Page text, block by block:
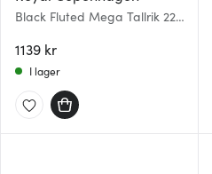
Black Fluted Mega Tallrik 22
1139 kr
I lager